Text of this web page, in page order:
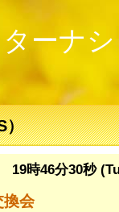
ーナ
）
19時46分30秒
換会